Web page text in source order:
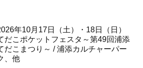
年10月17日（土）・18日（日）
だこポケットフェスタ～第49回浦添
だこまつり～ / 浦添カルチャーパー
、他